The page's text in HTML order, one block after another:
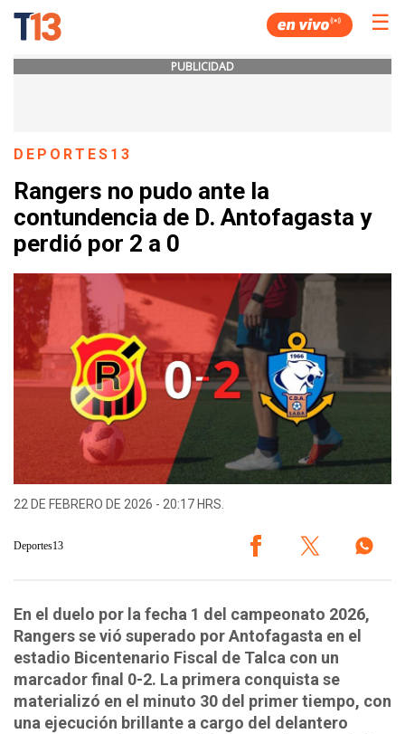
☰
PUBLICIDAD
DEPORTES13
Rangers no pudo ante la
contundencia de D. Antofagasta y
perdió por 2 a 0
22 DE FEBRERO DE 2026 - 20:17 HRS.
Deportes13
En el duelo por la fecha 1 del campeonato 2026,
Rangers se vió superado por Antofagasta en el
estadio Bicentenario Fiscal de Talca con un
marcador final 0-2. La primera conquista se
materializó en el minuto 30 del primer tiempo, con
una ejecución brillante a cargo del delantero